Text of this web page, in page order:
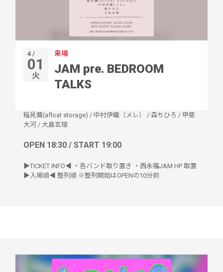
4 /
01
火
来場
JAM pre. BEDROOM
TALKS
稲見繭(afloat storage) / 中村伊織（メレ） / 森ちひろ / 甲斐
大河 / 大島玄理
OPEN 18:30 / START 19:00
▶︎TICKET INFO◀︎ ・各バンド取り置き ・西永福JAM HP 取置
▶︎入場順◀︎ 整列順 ※整列開始はOPENの10分前